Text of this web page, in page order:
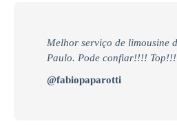
Melhor serviço de limousine
Paulo. Pode confiar!!!! Top!!!
@fabiopaparotti